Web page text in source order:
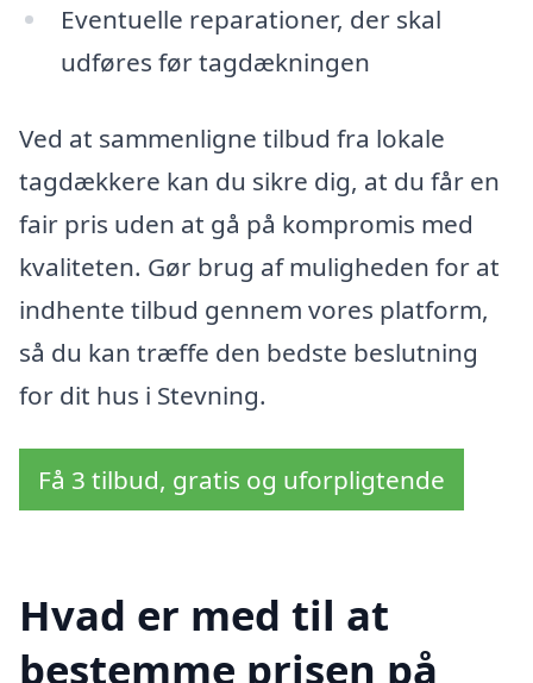
Eventuelle reparationer, der skal
udføres før tagdækningen
Ved at sammenligne tilbud fra lokale
tagdækkere kan du sikre dig, at du får en
fair pris uden at gå på kompromis med
kvaliteten. Gør brug af muligheden for at
indhente tilbud gennem vores platform,
så du kan træffe den bedste beslutning
for dit hus i Stevning.
Få 3 tilbud, gratis og uforpligtende
Hvad er med til at
bestemme prisen på